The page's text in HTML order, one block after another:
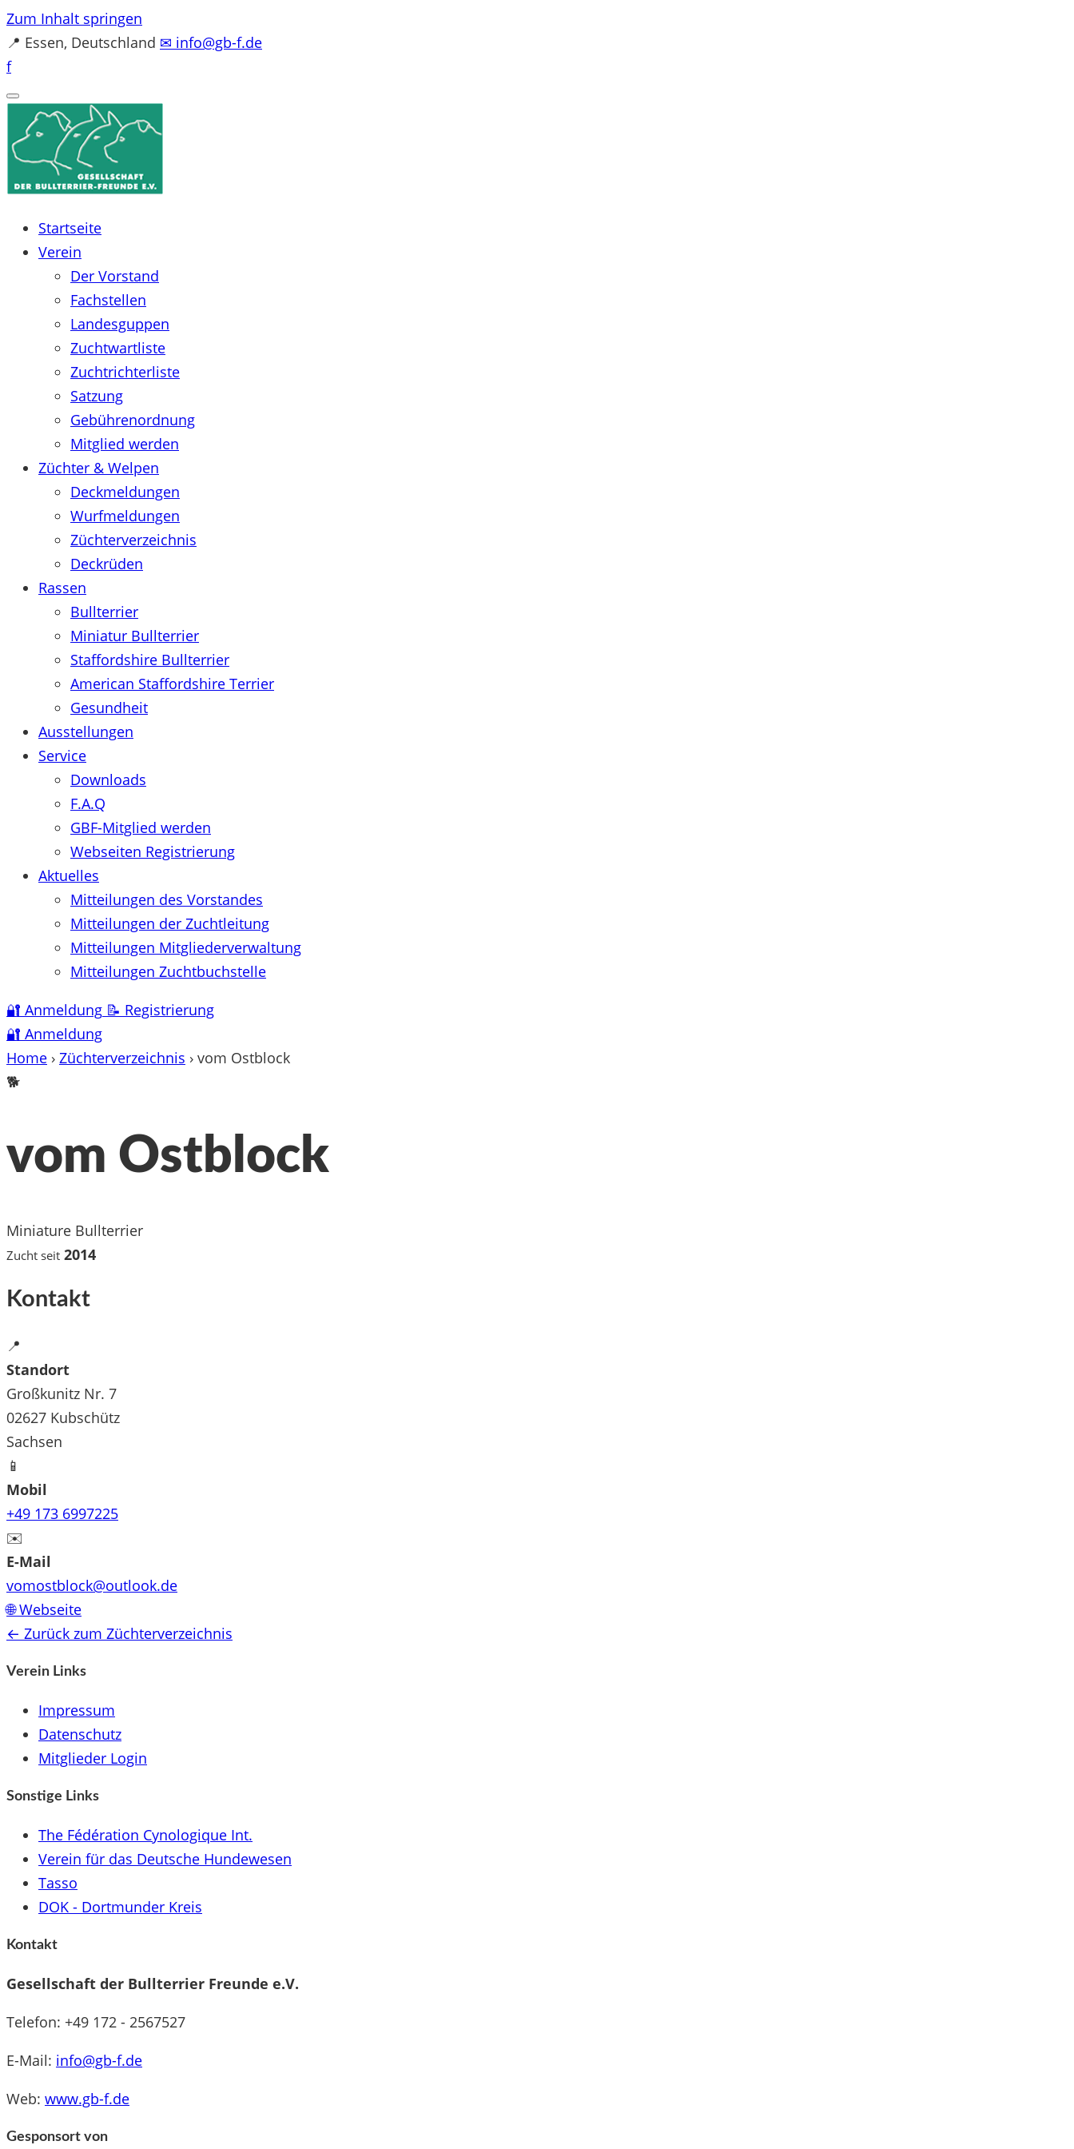
Zum Inhalt springen
📍 Essen, Deutschland ✉ info@gb-f.de
f
Startseite
Verein
Der Vorstand
Fachstellen
Landesguppen
Zuchtwartliste
Zuchtrichterliste
Satzung
Gebührenordnung
Mitglied werden
Züchter & Welpen
Deckmeldungen
Wurfmeldungen
Züchterverzeichnis
Deckrüden
Rassen
Bullterrier
Miniatur Bullterrier
Staffordshire Bullterrier
American Staffordshire Terrier
Gesundheit
Ausstellungen
Service
Downloads
F.A.Q
GBF-Mitglied werden
Webseiten Registrierung
Aktuelles
Mitteilungen des Vorstandes
Mitteilungen der Zuchtleitung
Mitteilungen Mitgliederverwaltung
Mitteilungen Zuchtbuchstelle
🔐 Anmeldung 📝 Registrierung
🔐 Anmeldung
Home › Züchterverzeichnis › vom Ostblock
🐕
vom Ostblock
Miniature Bullterrier
Zucht seit 2014
Kontakt
📍
Standort
Großkunitz Nr. 7
02627 Kubschütz
Sachsen
📱
Mobil
+49 173 6997225
✉️
E-Mail
vomostblock@outlook.de
🌐 Webseite
← Zurück zum Züchterverzeichnis
Verein Links
Impressum
Datenschutz
Mitglieder Login
Sonstige Links
The Fédération Cynologique Int.
Verein für das Deutsche Hundewesen
Tasso
DOK - Dortmunder Kreis
Kontakt
Gesellschaft der Bullterrier Freunde e.V.
Telefon: +49 172 - 2567527
E-Mail: info@gb-f.de
Web: www.gb-f.de
Gesponsort von